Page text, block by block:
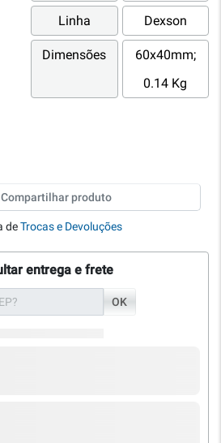
Linha Dexson
Dimensões
60x40mm;
0.14 Kg
Compartilhar produto
deTrocas e Devoluções
entrega e frete
OK